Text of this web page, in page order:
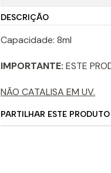
DESCRIÇÃO
Capacidade: 8ml
IMPORTANTE: ESTE
NÃO CATALISA EM UV.
PARTILHAR ESTE PRODUTO